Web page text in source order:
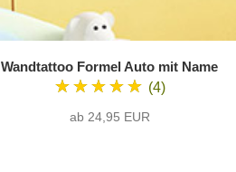
Wandtattoo Formel Auto mit Name
★★★★★ (4)
ab 24,95 EUR